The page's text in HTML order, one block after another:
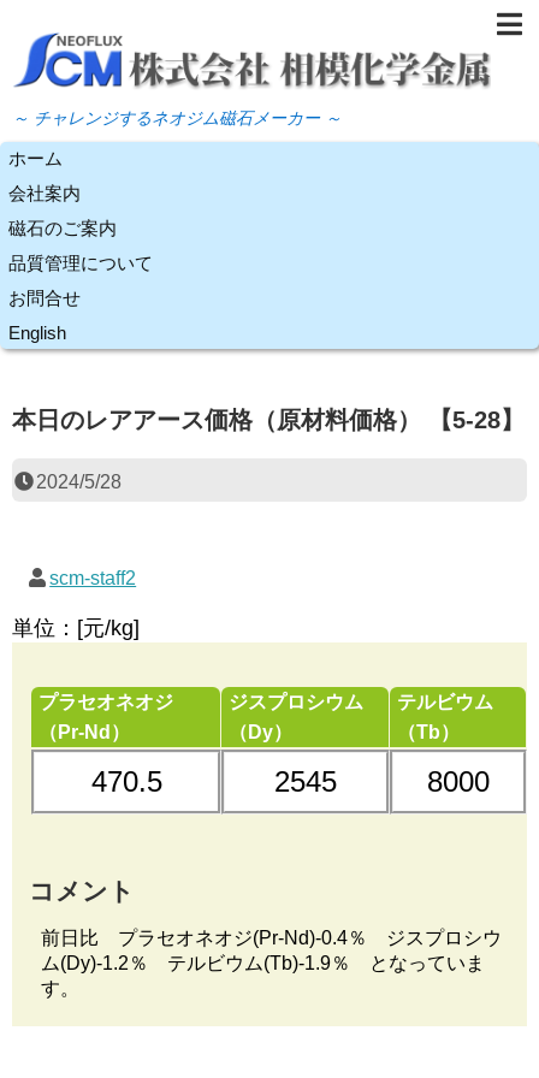
～ チャレンジするネオジム磁石メーカー ～
ホーム
会社案内
磁石のご案内
品質管理について
お問合せ
English
本日のレアアース価格（原材料価格） 【5-28】
2024/5/28
scm-staff2
単位：[元/kg]
プラセオネオジ
（Pr-Nd）
470.5
ジスプロシウム
（Dy）
2545
テルビウム
（Tb）
8000
コメント
前日比 プラセオネオジ(Pr-Nd)-0.4％ ジスプロシウ
ム(Dy)-1.2％ テルビウム(Tb)-1.9％ となっていま
す。